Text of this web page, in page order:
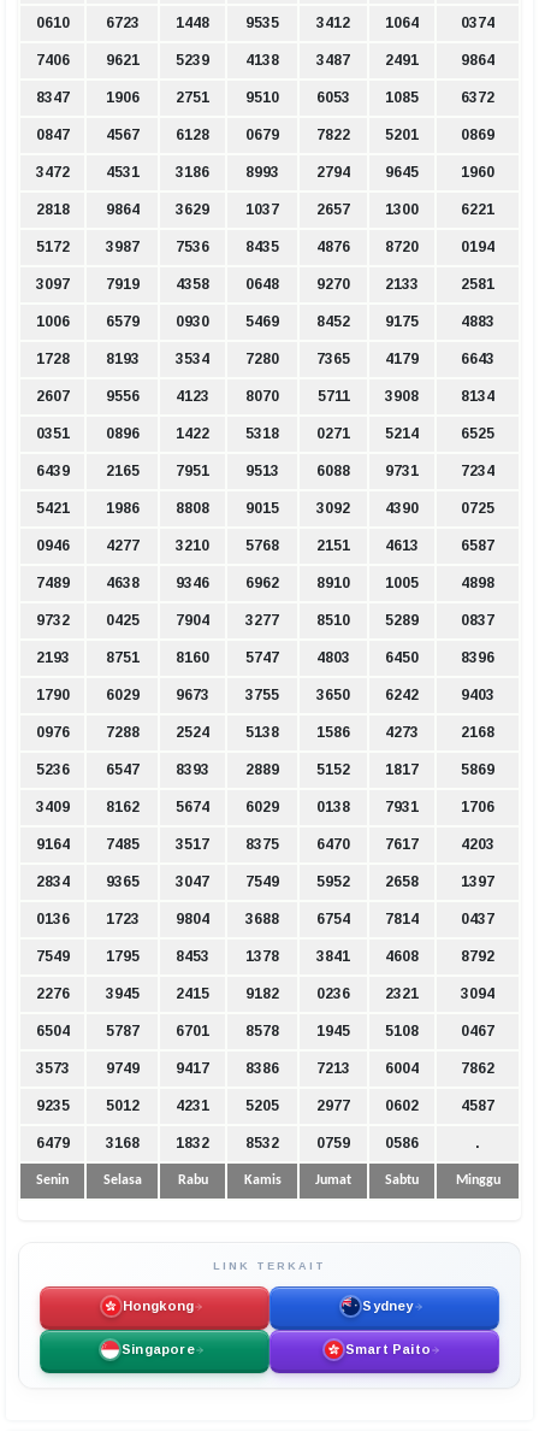
0610 6723 1448 9535 3412 1064 0374
7406 9621 5239 4138 3487 2491 9864
8347 1906 2751 9510 6053 1085 6372
0847 4567 6128 0679 7822 5201 0869
3472 4531 3186 8993 2794 9645 1960
2818 9864 3629 1037 2657 1300 6221
5172 3987 7536 8435 4876 8720 0194
3097 7919 4358 0648 9270 2133 2581
1006 6579 0930 5469 8452 9175 4883
1728 8193 3534 7280 7365 4179 6643
2607 9556 4123 8070 5711 3908 8134
0351 0896 1422 5318 0271 5214 6525
6439 2165 7951 9513 6088 9731 7234
5421 1986 8808 9015 3092 4390 0725
0946 4277 3210 5768 2151 4613 6587
7489 4638 9346 6962 8910 1005 4898
9732 0425 7904 3277 8510 5289 0837
2193 8751 8160 5747 4803 6450 8396
1790 6029 9673 3755 3650 6242 9403
0976 7288 2524 5138 1586 4273 2168
5236 6547 8393 2889 5152 1817 5869
3409 8162 5674 6029 0138 7931 1706
9164 7485 3517 8375 6470 7617 4203
2834 9365 3047 7549 5952 2658 1397
0136 1723 9804 3688 6754 7814 0437
7549 1795 8453 1378 3841 4608 8792
2276 3945 2415 9182 0236 2321 3094
6504 5787 6701 8578 1945 5108 0467
3573 9749 9417 8386 7213 6004 7862
9235 5012 4231 5205 2977 0602 4587
6479 3168 1832 8532 0759 0586 .
Senin Selasa Rabu Kamis Jumat Sabtu Minggu
LINK TERKAIT
Hongkong Sydney
Singapore Smart Paito